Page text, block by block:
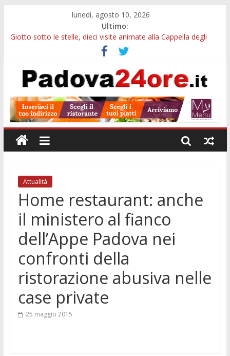
lunedì, agosto 10, 2026
Ultimo:
Giotto sotto le stelle, dieci visite animate alla Cappella degli
Notizie di Padova alle ore 23: borse Eni, musei gratuiti e
scadenze universitarie
Concorso Claudio Scimone, 14mila euro ai giovani musicisti:
Gemellaggi internazionali, 100mila euro ai Comuni veneti:
domande entro il 7 settembre
Alloggi ESU Padova 2026-2027: requisiti, scadenze e domanda
per ottenere un posto letto
Attualità
Home restaurant: anche
il ministero al fianco
dell’Appe Padova nei
confronti della
ristorazione abusiva nelle
case private
25 maggio 2015